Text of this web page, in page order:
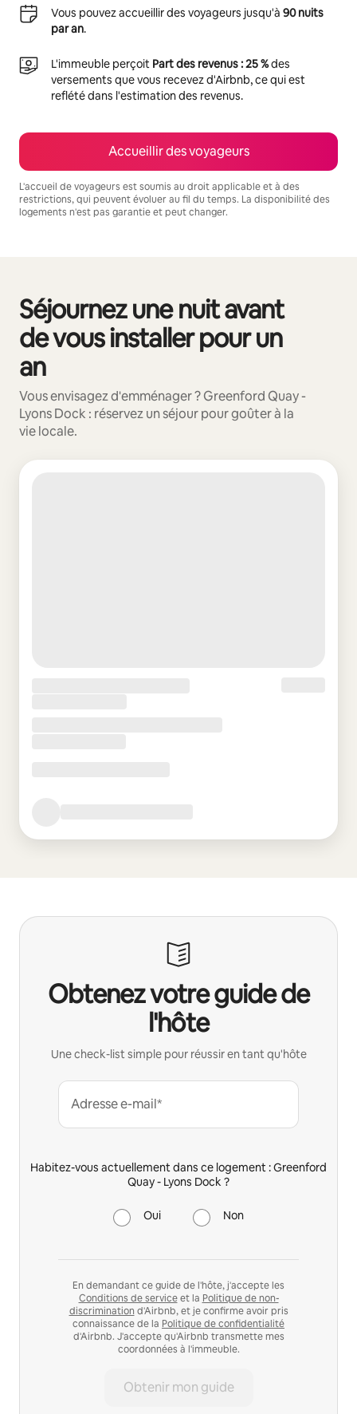
Vous pouvez accueillir des voyageurs jusqu'à 90 nuits
par an.
L'immeuble perçoit Part des revenus : 25 %des
versements que vous recevez d'Airbnb, ce qui est
reflété dans l'estimation des revenus.
Accueillir des voyageurs
L'accueil de voyageurs est soumis au droit applicable et à des
restrictions, qui peuvent évoluer au fil du temps. La disponibilité des
logements n'est pas garantie et peut changer.
Séjournez une nuit avant
de vous installer pour un
an
Vous envisagez d'emménager ? Greenford Quay -
Lyons Dock : réservez un séjour pour goûter à la
vie locale.
0 sur 0 élément visible
Obtenez votre guide de
l'hôte
Une check-list simple pour réussir en tant qu'hôte
Adresse e-mail*
Habitez-vous actuellement dans ce logement : Greenford
Quay - Lyons Dock ?
Oui Non
En demandant ce guide de l'hôte, j'accepte les
Conditions de serviceet la Politique de non-
discrimination d'Airbnb, et je confirme avoir pris
connaissance de la Politique de confidentialité
d'Airbnb. J'accepte qu'Airbnb transmette mes
coordonnées à l'immeuble.
Obtenir mon guide